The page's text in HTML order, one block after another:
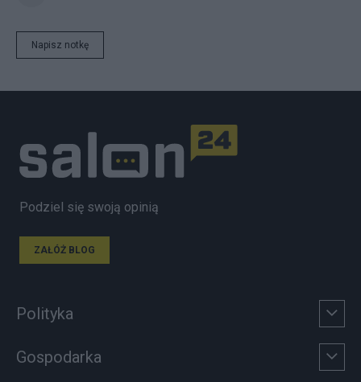
Napisz notkę
Podziel się swoją opinią
ZAŁÓŻ BLOG
Polityka
Gospodarka